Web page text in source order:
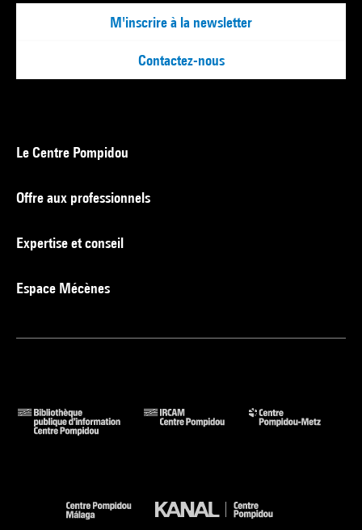
M'inscrire à la newsletter
Contactez-nous
Le Centre Pompidou
Offre aux professionnels
Expertise et conseil
Espace Mécènes